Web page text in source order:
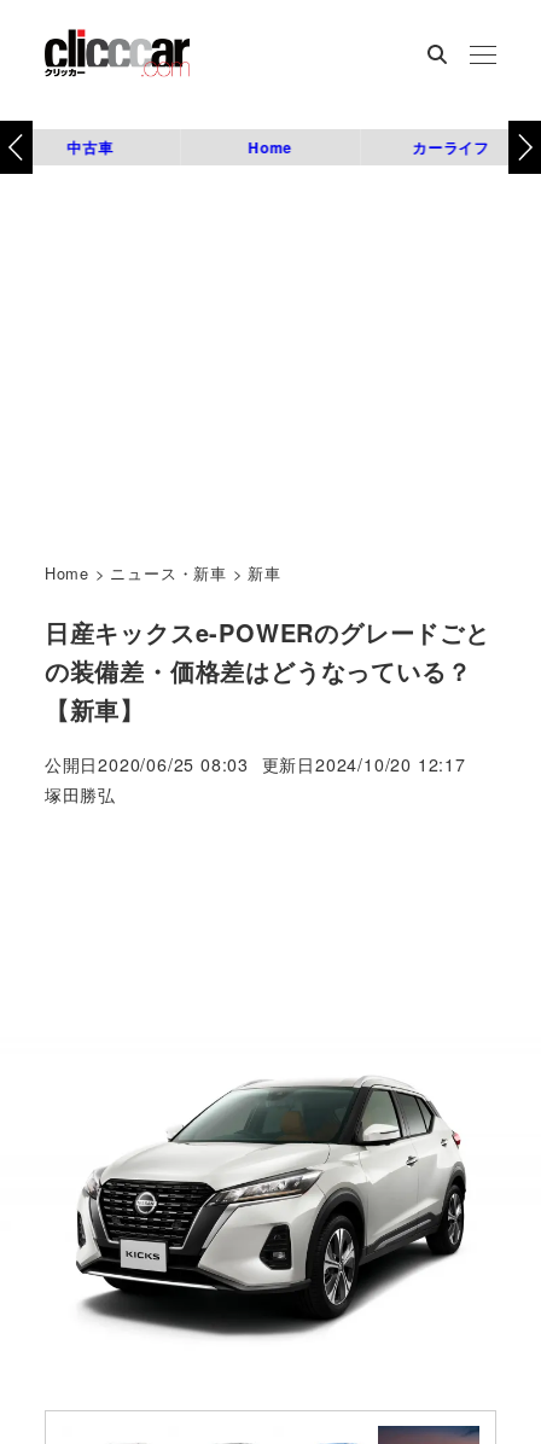
中古車 Home カーライフ
Home > ニュース・新車 > 新車
日産キックスe-POWERのグレードごと
の装備差・価格差はどうなっている？
【新車】
公開日2020/06/25 08:03 更新日2024/10/20 12:17
著
塚田勝弘